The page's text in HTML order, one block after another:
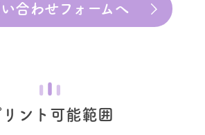
合わせフォームへ
リント可能範囲